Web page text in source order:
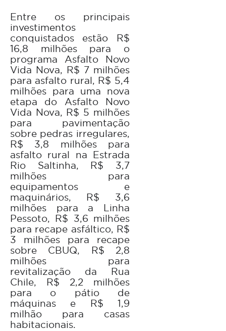
Entre os principais
investimentos
conquistados estão R$
16,8 milhões para o
programa Asfalto Novo
Vida Nova, R$ 7 milhões
para asfalto rural, R$ 5,4
milhões para uma nova
etapa do Asfalto Novo
Vida Nova, R$ 5 milhões
para pavimentação
sobre pedras irregulares,
R$ 3,8 milhões para
asfalto rural na Estrada
Rio Saltinha, R$ 3,7
milhões para
equipamentos e
maquinários, R$ 3,6
milhões para a Linha
Pessoto, R$ 3,6 milhões
para recape asfáltico, R$
3 milhões para recape
sobre CBUQ, R$ 2,8
milhões para
revitalização da Rua
Chile, R$ 2,2 milhões
para o pátio de
máquinas e R$ 1,9
milhão para casas
habitacionais.